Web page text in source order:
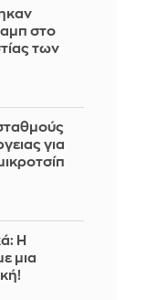
στο
των
για
Η
μια